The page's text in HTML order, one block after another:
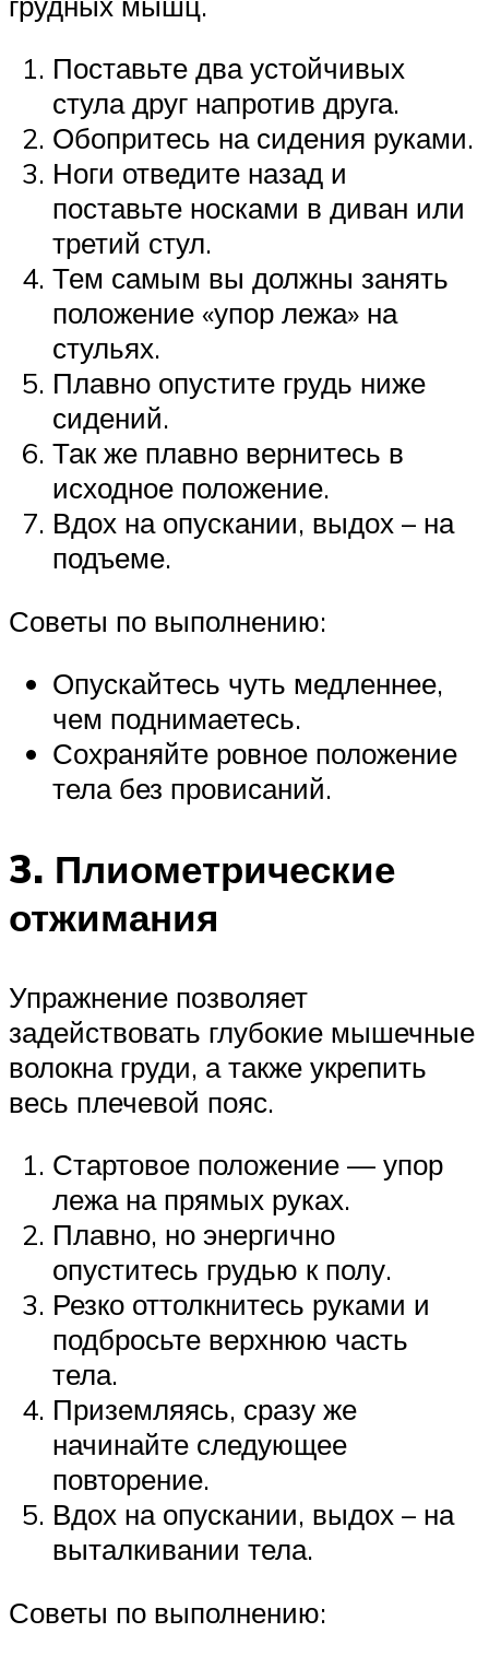
Поставьте два устойчивых
стула друг напротив друга.
Обопритесь на сидения руками.
Ноги отведите назад и
поставьте носками в диван или
третий стул.
Тем самым вы должны занять
положение «упор лежа» на
стульях.
Плавно опустите грудь ниже
сидений.
Так же плавно вернитесь в
исходное положение.
Вдох на опускании, выдох – на
подъеме.
Советы по выполнению:
Опускайтесь чуть медленнее,
чем поднимаетесь.
Сохраняйте ровное положение
тела без провисаний.
3. Плиометрические
отжимания
Упражнение позволяет
задействовать глубокие мышечные
волокна груди, а также укрепить
весь плечевой пояс.
Стартовое положение — упор
лежа на прямых руках.
Плавно, но энергично
опуститесь грудью к полу.
Резко оттолкнитесь руками и
подбросьте верхнюю часть
тела.
Приземляясь, сразу же
начинайте следующее
повторение.
Вдох на опускании, выдох – на
выталкивании тела.
Советы по выполнению: